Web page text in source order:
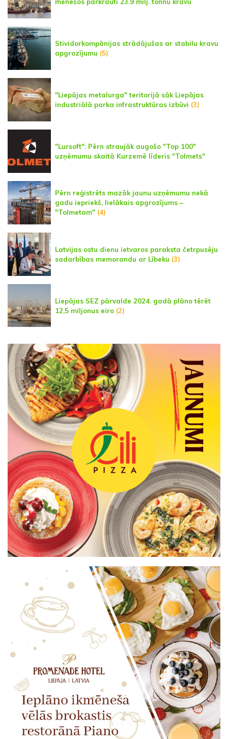
Stividorkompānijas strādājušas ar stabilu kravu
apgrozījumu (5)
"Liepājas metalurga" teritorijā sāk Liepājas
industriālā parka infrastruktūras izbūvi (3)
"Lursoft": Pērn straujāk augošo "Top 100"
uzņēmumu skaitā Kurzemē līderis "Tolmets"
Pērn reģistrēts mazāk jaunu uzņēmumu nekā
gadu iepriekš, lielākais apgrozījums –
"Tolmetam" (4)
Latvijas ostu dienu ietvaros paraksta četrpusēju
sadarbības memorandu ar Lībeku (3)
Liepājas SEZ pārvalde 2024. gadā plāno tērēt
12,5 miljonus eiro (2)